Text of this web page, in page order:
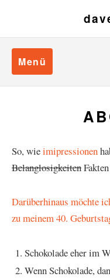
Menü
So, wieimipressionen
Belanglosigkeiten
Darüberhinaus möchte
zu meinem 40.
Schokolade eher im
Wenn Schokolade,